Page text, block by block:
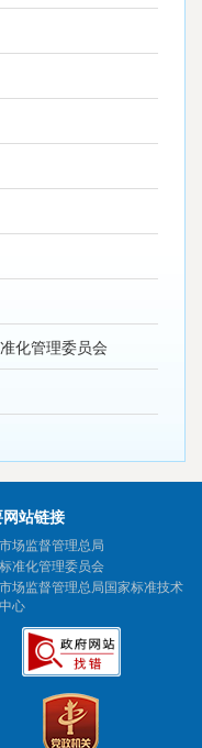
化管理委员会
网站链接
场监督管理总局
准化管理委员会
场监督管理总局国家标准技术
心